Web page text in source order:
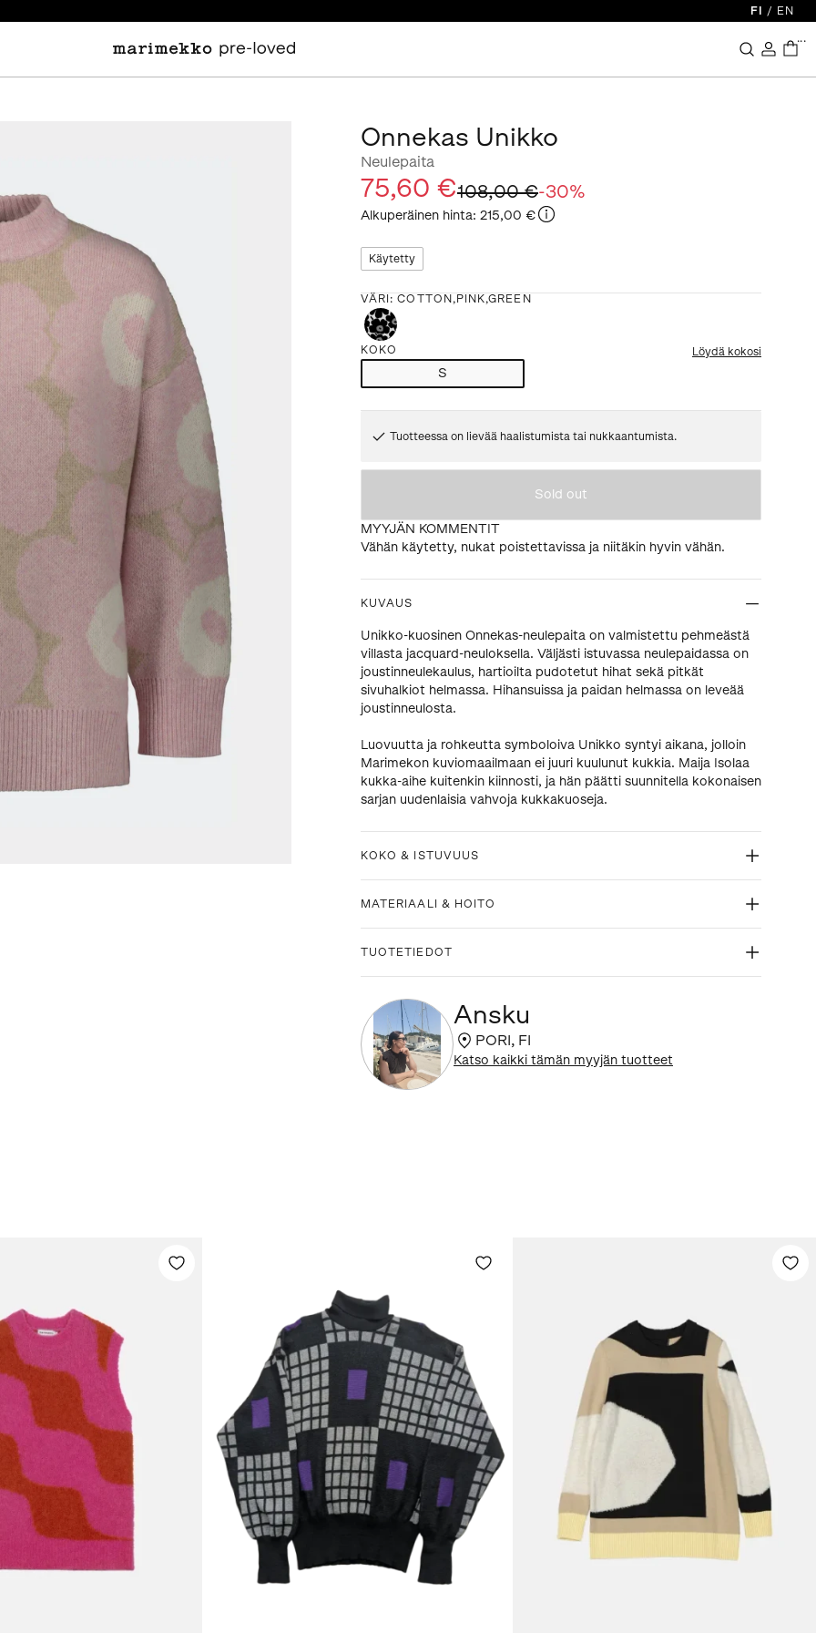
FI / EN
...
Onnekas Unikko
Neulepaita
75,60 €108,00 €-30%
Alkuperäinen hinta: 215,00 €
Käytetty
VÄRI :COTTON,PINK,GREEN
KOKO Löydä kokosi
S
Tuotteessa on lievää haalistumista tai nukkaantumista.
Sold out
MYYJÄN KOMMENTIT
Vähän käytetty, nukat poistettavissa ja niitäkin hyvin vähän.
KUVAUS
Unikko-kuosinen Onnekas-neulepaita on valmistettu pehmeästä
villasta jacquard-neuloksella. Väljästi istuvassa neulepaidassa on
joustinneulekaulus, hartioilta pudotetut hihat sekä pitkät
sivuhalkiot helmassa. Hihansuissa ja paidan helmassa on leveää
joustinneulosta.
Luovuutta ja rohkeutta symboloiva Unikko syntyi aikana, jolloin
Marimekon kuviomaailmaan ei juuri kuulunut kukkia. Maija Isolaa
kukka-aihe kuitenkin kiinnosti, ja hän päätti suunnitella kokonaisen
sarjan uudenlaisia vahvoja kukkakuoseja.
KOKO & ISTUVUUS
MATERIAALI & HOITO
TUOTETIEDOT
Ansku
PORI, FI
Katso kaikki tämän myyjän tuotteet